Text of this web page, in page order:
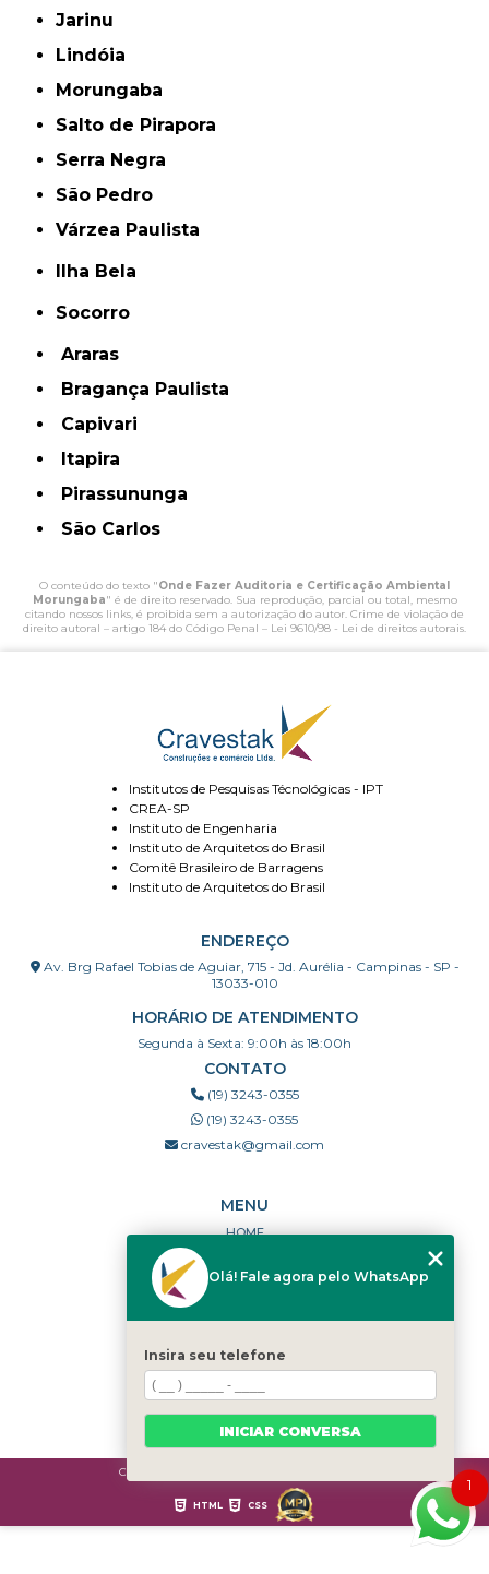
Jarinu
Lindóia
Morungaba
Salto de Pirapora
Serra Negra
São Pedro
Várzea Paulista
Ilha Bela
Socorro
Araras
Bragança Paulista
Capivari
Itapira
Pirassununga
São Carlos
O conteúdo do texto "Onde Fazer Auditoria e Certificação Ambiental
Morungaba" é de direito reservado. Sua reprodução, parcial ou total, mesmo
citando nossos links, é proibida sem a autorização do autor. Crime de violação de
direito autoral – artigo 184 do Código Penal – Lei 9610/98 - Lei de direitos autorais.
Institutos de Pesquisas Técnológicas - IPT
CREA-SP
Instituto de Engenharia
Instituto de Arquitetos do Brasil
Comitê Brasileiro de Barragens
Instituto de Arquitetos do Brasil
ENDEREÇO
Av. Brg Rafael Tobias de Aguiar, 715 - Jd. Aurélia - Campinas - SP -
13033-010
HORÁRIO DE ATENDIMENTO
Segunda à Sexta: 9:00h às 18:00h
CONTATO
(19) 3243-0355
(19) 3243-0355
cravestak@gmail.com
MENU
HOME
PORTFÓLIO
DÚVIDAS FREQUENTES
CATEGORIAS
MAPA DO SITE
Copyright © Cravestak. (Lei 9610 de 19/02/1998)
HTML CSS
1
Olá! Fale agora pelo WhatsApp
Insira seu telefone
INICIAR CONVERSA